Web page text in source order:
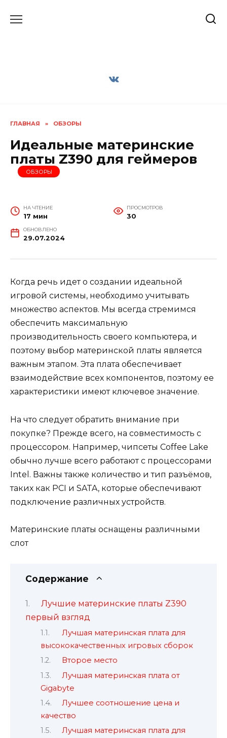
ГЛАВНАЯ » ОБЗОРЫ
Идеальные материнские
платы Z390 для геймеров
ОБЗОРЫ
НА ЧТЕНИЕ
17 мин
ПРОСМОТРОВ
30
ОБНОВЛЕНО
29.07.2024
Когда речь идет о создании идеальной
игровой системы, необходимо учитывать
множество аспектов. Мы всегда стремимся
обеспечить максимальную
производительность своего компьютера, и
поэтому выбор материнской платы является
важным этапом. Эта плата обеспечивает
взаимодействие всех компонентов, поэтому ее
характеристики имеют ключевое значение.
На что следует обратить внимание при
покупке? Прежде всего, на совместимость с
процессором. Например, чипсеты Coffee Lake
обычно лучше всего работают с процессорами
Intel. Важны также количество и тип разъёмов,
таких как PCI и SATA, которые обеспечивают
подключение различных устройств.
Материнские платы оснащены различными
слот
Содержание
Лучшие материнские платы Z390
первый взгляд
Лучшая материнская плата для
высококачественных игровых сборок
Второе место
Лучшая материнская плата от
Gigabyte
Лучшее соотношение цена и
качество
Лучшая материнская плата для